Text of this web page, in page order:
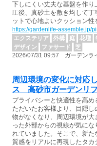
下しにくい丈夫な基盤を作
圧後、真砂土を敷き均して
ットで心地よいクッション
https://gardenlife-assemble.jp/
エクステリア
外構 庭 花壇
デザイン
ファサード
芝
2026/07/31 09:57 ガーデンラ
周辺環境の変化に対応
ス 高砂市ガーデンリ
プライバシーと快適性を高
ただいたお客様より、目隠
物がなくなり、周辺環境が
った外部からの視線が気に
れていました。そこで、新
質感をリアルに再現したタ